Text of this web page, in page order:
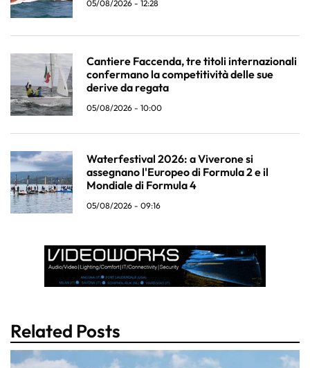
05/08/2026 - 12:28
Cantiere Faccenda, tre titoli internazionali
confermano la competitività delle sue
derive da regata
05/08/2026 - 10:00
Waterfestival 2026: a Viverone si
assegnano l'Europeo di Formula 2 e il
Mondiale di Formula 4
05/08/2026 - 09:16
Related Posts